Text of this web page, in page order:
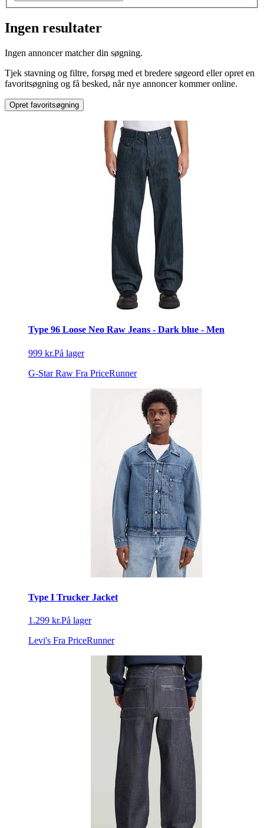
Anden type
Ingen resultater
Ingen annoncer matcher din søgning.
Tjek stavning og filtre, forsøg med et bredere søgeord eller opret en
favoritsøgning og få besked, når nye annoncer kommer online.
Opret favoritsøgning
Type 96 Loose Neo Raw Jeans - Dark blue - Men
999 kr.På lager
G-Star Raw Fra PriceRunner
Type I Trucker Jacket
1.299 kr.På lager
Levi's Fra PriceRunner